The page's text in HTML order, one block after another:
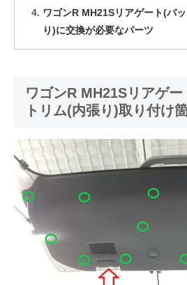
ワゴンR MH21Sリアゲート(バ
り)に交換が必要なパーツ
ワゴンR MH21Sリアゲ
トリム(内張り)取り付け